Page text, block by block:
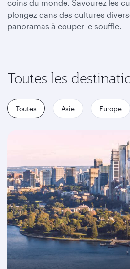
coins du monde. Savourez les
plongez dans des cultures
panoramas à couper le souffle.
Toutes les
Toutes Asie Europe